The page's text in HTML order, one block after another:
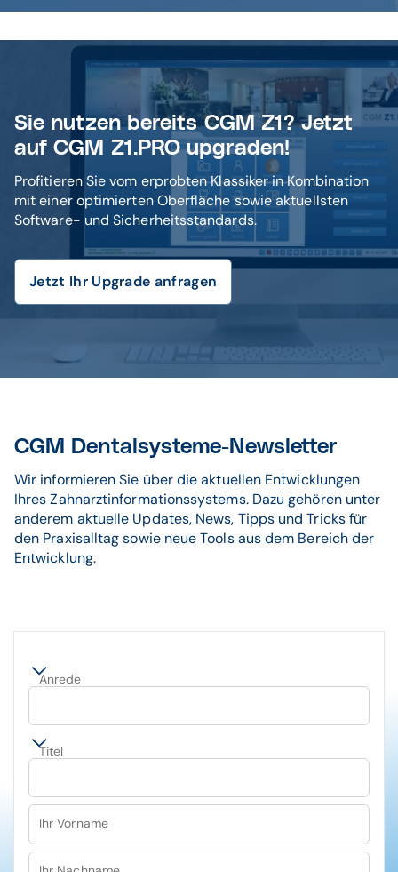
Sie nutzen bereits CGM Z1? Jetzt
auf CGM Z1.PRO upgraden!
Profitieren Sie vom erprobten Klassiker in Kombination
mit einer optimierten Oberfläche sowie aktuellsten
Software- und Sicherheitsstandards.
Jetzt Ihr Upgrade anfragen
CGM Dentalsysteme-Newsletter
Wir informieren Sie über die aktuellen Entwicklungen
Ihres Zahnarztinformationssystems. Dazu gehören unter
anderem aktuelle Updates, News, Tipps und Tricks für
den Praxisalltag sowie neue Tools aus dem Bereich der
Entwicklung.
Anrede
Titel
Ihr Vorname